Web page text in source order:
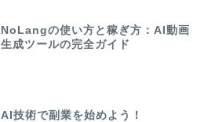
NoLangの使い方と稼ぎ方：AI動画
生成ツールの完全ガイド
AI技術で副業を始めよう！